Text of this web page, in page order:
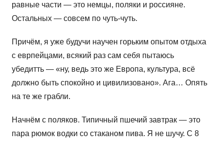
равные части — это немцы, поляки и россияне.
Остальных — совсем по чуть-чуть.
Причём, я уже будучи научен горьким опытом отдыха
с еврпейцами, всякий раз сам себя пытаюсь
убедитть — «ну, ведь это же Европа, культура, всё
должно быть спокойно и цивилизовано». Ага… Опять
на те же грабли.
Начнём с поляков. Типичный пшечий завтрак — это
пара рюмок водки со стаканом пива. Я не шучу. С 8